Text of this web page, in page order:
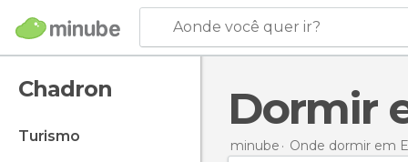
Aonde você quer ir?
Chadron
turismo
Dormir
minube Onde dormir em